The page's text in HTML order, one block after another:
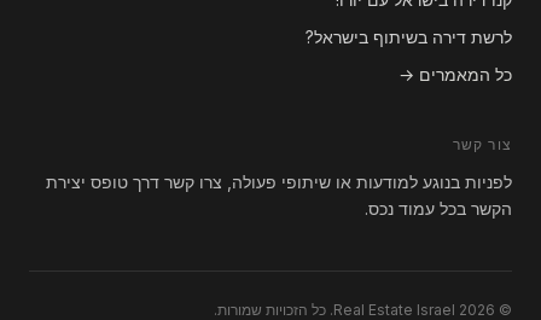
לרשת דירה בשיתוף בישראל?
כל המאמרים →
צור קשר
לפניות בנוגע למודעות או שיתופי פעולה, צרו קשר דרך טופס יצירת
הקשר בכל עמוד נכס.
© 2026 Real Estate Israel. כל הזכויות שמורות.